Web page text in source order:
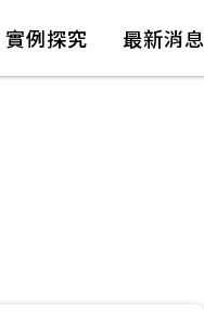
實例探究 最新消息